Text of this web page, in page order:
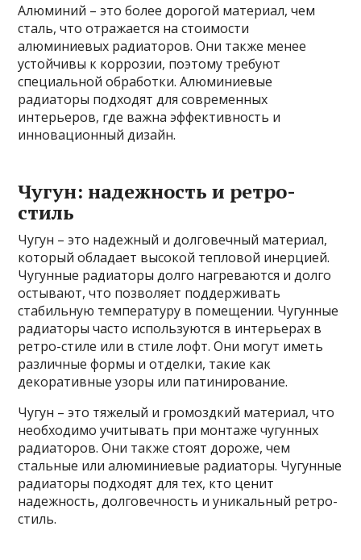
Алюминий – это более дорогой материал, чем
сталь, что отражается на стоимости
алюминиевых радиаторов. Они также менее
устойчивы к коррозии, поэтому требуют
специальной обработки. Алюминиевые
радиаторы подходят для современных
интерьеров, где важна эффективность и
инновационный дизайн.
Чугун: надежность и ретро-
стиль
Чугун – это надежный и долговечный материал,
который обладает высокой тепловой инерцией.
Чугунные радиаторы долго нагреваются и долго
остывают, что позволяет поддерживать
стабильную температуру в помещении. Чугунные
радиаторы часто используются в интерьерах в
ретро-стиле или в стиле лофт. Они могут иметь
различные формы и отделки, такие как
декоративные узоры или патинирование.
Чугун – это тяжелый и громоздкий материал, что
необходимо учитывать при монтаже чугунных
радиаторов. Они также стоят дороже, чем
стальные или алюминиевые радиаторы. Чугунные
радиаторы подходят для тех, кто ценит
надежность, долговечность и уникальный ретро-
стиль.